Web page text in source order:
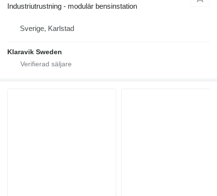
Industriutrustning - modulär bensinstation
Sverige, Karlstad
Klaravik Sweden